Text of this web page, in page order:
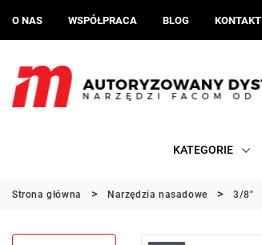
O NAS WSPÓŁPRACA BLOG KONTAKT
KATEGORIE
Strona główna Narzędzia nasadowe 3/8"